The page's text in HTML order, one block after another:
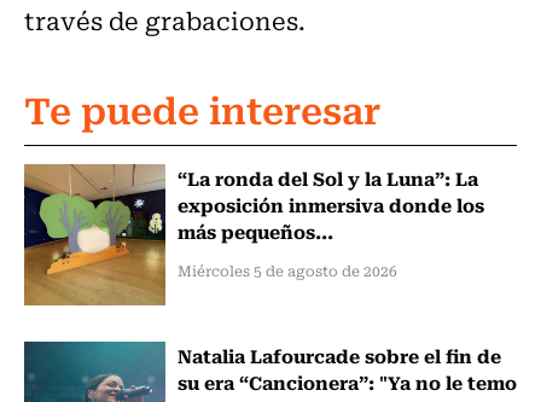
través de grabaciones.
Te puede interesar
“La ronda del Sol y la Luna”: La
exposición inmersiva donde los
más pequeños...
Miércoles 5 de agosto de 2026
Natalia Lafourcade sobre el fin de
su era “Cancionera”: "Ya no le temo